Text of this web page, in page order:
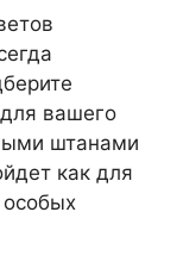
вашего
штанами
как для
особых